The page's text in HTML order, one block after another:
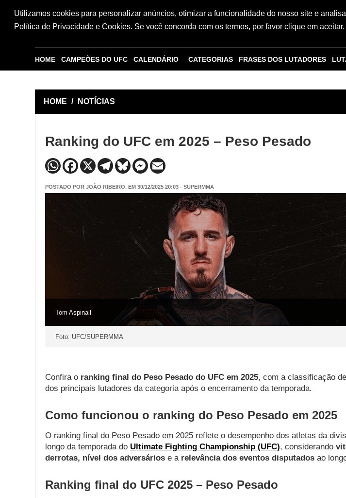
Utilizamos cookies para personalizar anúncios, otimizar a funcionalidade do nosso site e
Política de Privacidade e Cookies. Se você concorda com os termos, por favor clique em aceitar.
HOME CAMPEÕES DO UFC CALENDÁRIO CATEGORIAS FRASES DOS LUTADORES
HOME / NOTÍCIAS
Ranking do UFC em 2025 – Peso Pesado
POSTADO POR JOÃO RIBEIRO, EM 30/12/2025 20:03 - SUPERMMA
Tom Aspinall
Foto: UFC/SUPERMMA
Confira o ranking final do Peso Pesado do UFC em 2025, com a classificação
dos principais lutadores da categoria após o encerramento da temporada.
Como funcionou o ranking do Peso Pesado em 2025
O ranking final do Peso Pesado em 2025 reflete o desempenho dos atletas da
longo da temporada do Ultimate Fighting Championship (UFC), considerando
derrotas, nível dos adversários e a relevância dos eventos disputados ao
Ranking final do UFC 2025 – Peso Pesado